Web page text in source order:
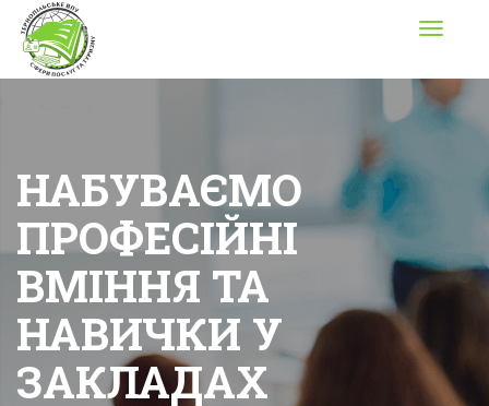
Toggle
НАБУВАЄМО
ПРОФЕСІЙНІ
ВМІННЯ ТА
НАВИЧКИ У
ЗАКЛАДАХ